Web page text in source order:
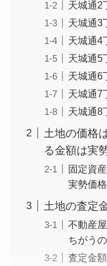
天城通2
天城通3
天城通4
天城通5
天城通6
天城通7
天城通8
土地の価格
る金額は実
固定資
実勢価
土地の査定
不動産
ちがう
査定金